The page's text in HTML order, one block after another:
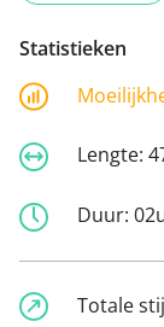
Statistieken
Lengte:
Duur:
Totale